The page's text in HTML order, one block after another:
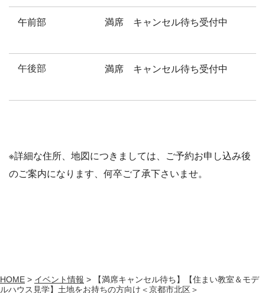
午前部 満席 キャンセル待ち受付中
午後部 満席 キャンセル待ち受付中
※詳細な住所、地図につきましては、ご予約お申し込み後
のご案内になります、何卒ご了承下さいませ。
HOME > イベント情報 >
【満席キャンセル待ち】【住まい教室＆モデ
ルハウス見学】土地をお持ちの方向け＜京都市北区＞